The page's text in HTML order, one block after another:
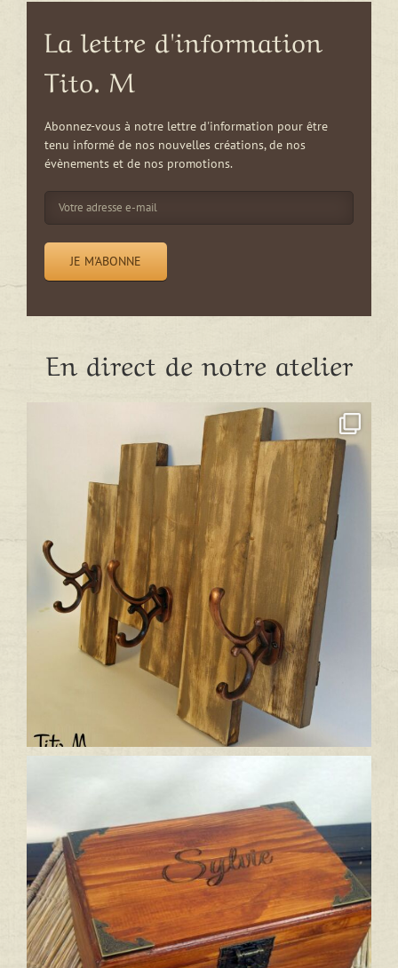
La lettre d'information
Tito. M
Abonnez-vous à notre lettre d'information pour être
tenu informé de nos nouvelles créations, de nos
évènements et de nos promotions.
En direct de notre atelier